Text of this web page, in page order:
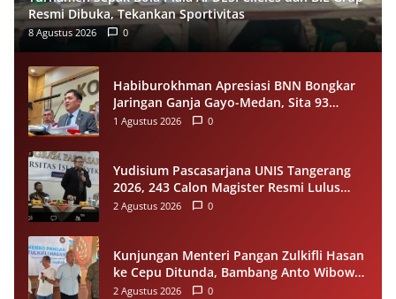
Resmi Dibuka, Tekankan Sportivitas
8 Agustus 2026 0
Habiburokhman Apresiasi BNN Bongkar
Jaringan Ganja Gayo-Medan, Sita 93
Kilogram di Sumut
1 Agustus 2026 0
Yudisium Pascasarjana UNIS Tangerang
2026, 243 Calon Magister Resmi Lulus
Siap Diwisuda Oktober
2 Agustus 2026 0
Kunjungan Menteri Pangan Zulkifli Hasan
ke Cepu Ditunda, Bambang Anto Wibowo
Tetap Salurkan Bantuan kepada Warga
2 Agustus 2026 0